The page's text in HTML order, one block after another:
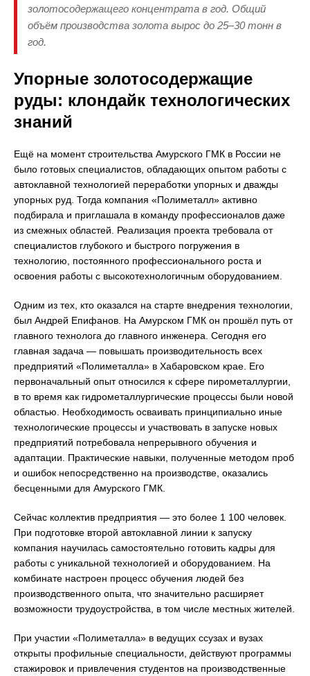
золотосодержащего концентрата в год. Общий
объём производства золота вырос до 25–30 тонн в
год.
Упорные золотосодержащие
руды: клондайк технологических
знаний
Ещё на момент строительства Амурского ГМК в России не
было готовых специалистов, обладающих опытом работы с
автоклавной технологией переработки упорных и дважды
упорных руд. Тогда компания «Полиметалл» активно
подбирала и приглашала в команду профессионалов даже
из смежных областей. Реализация проекта требовала от
специалистов глубокого и быстрого погружения в
технологию, постоянного профессионального роста и
освоения работы с высокотехнологичным оборудованием.
Одним из тех, кто оказался на старте внедрения технологии,
был Андрей Епифанов. На Амурском ГМК он прошёл путь от
главного технолога до главного инженера. Сегодня его
главная задача — повышать производительность всех
предприятий «Полиметалла» в Хабаровском крае. Его
первоначальный опыт относился к сфере пирометаллургии,
в то время как гидрометаллургические процессы были новой
областью. Необходимость осваивать принципиально иные
технологические процессы и участвовать в запуске новых
предприятий потребовала непрерывного обучения и
адаптации. Практические навыки, полученные методом проб
и ошибок непосредственно на производстве, оказались
бесценными для Амурского ГМК.
Сейчас коллектив предприятия — это более 1 100 человек.
При подготовке второй автоклавной линии к запуску
компания научилась самостоятельно готовить кадры для
работы с уникальной технологией и оборудованием. На
комбинате настроен процесс обучения людей без
производственного опыта, что значительно расширяет
возможности трудоустройства, в том числе местных жителей.
При участии «Полиметалла» в ведущих ссузах и вузах
открыты профильные специальности, действуют программы
стажировок и привлечения студентов на производственные